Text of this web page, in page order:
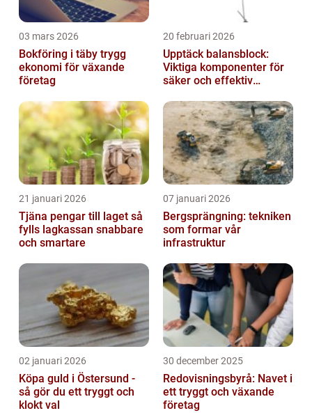
03 mars 2026
Bokföring i täby trygg
ekonomi för växande
företag
20 februari 2026
Upptäck balansblock:
Viktiga komponenter för
säker och effektiv
21 januari 2026
Tjäna pengar till laget så
fylls lagkassan snabbare
och smartare
07 januari 2026
Bergsprängning: tekniken
som formar vår
infrastruktur
02 januari 2026
Köpa guld i Östersund -
så gör du ett tryggt och
klokt val
30 december 2025
Redovisningsbyrå: Navet i
ett tryggt och växande
företag